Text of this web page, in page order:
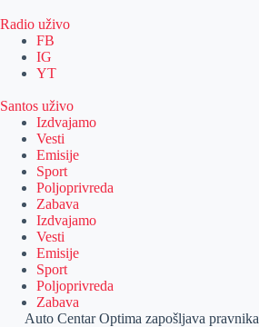
Radio uživo
FB
IG
YT
Santos uživo
Izdvajamo
Vesti
Emisije
Sport
Poljoprivreda
Zabava
Izdvajamo
Vesti
Emisije
Sport
Poljoprivreda
Zabava
Auto Centar Optima zapošljava pravnika